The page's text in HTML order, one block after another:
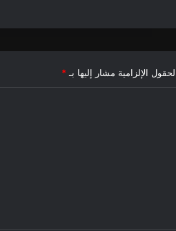
الإلزامية مشار إليها بـ *